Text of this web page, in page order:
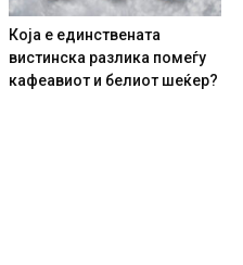
Која е единствената
вистинска разлика помеѓу
кафеавиот и белиот шеќер?